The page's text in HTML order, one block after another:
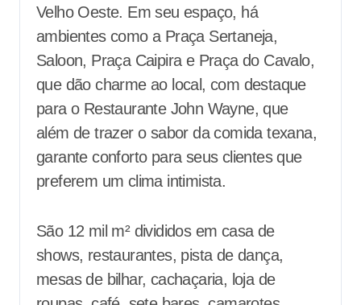
Velho Oeste. Em seu espaço, há
ambientes como a Praça Sertaneja,
Saloon, Praça Caipira e Praça do Cavalo,
que dão charme ao local, com destaque
para o Restaurante John Wayne, que
além de trazer o sabor da comida texana,
garante conforto para seus clientes que
preferem um clima intimista.
São 12 mil m² divididos em casa de
shows, restaurantes, pista de dança,
mesas de bilhar, cachaçaria, loja de